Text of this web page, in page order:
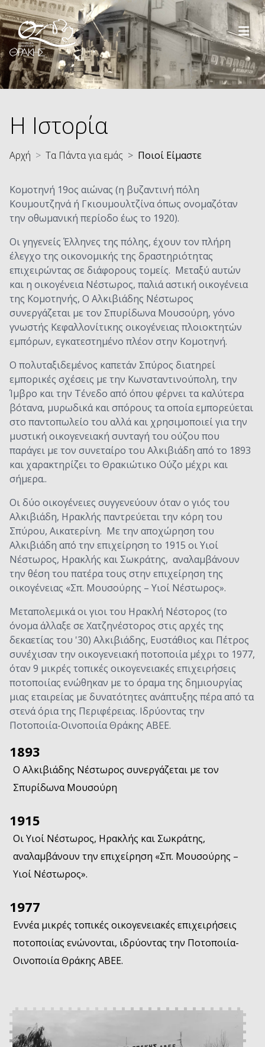
Παράκαμψη προς το κυρίως περιεχόμενο
Η Ιστορία
Αρχή Τα Πάντα για εμάς Ποιοί Είμαστε
Κομοτηνή 19ος αιώνας (η βυζαντινή πόλη
Κουμουτζηνά ή Γκιουμουλτζίνα όπως ονομαζόταν
την οθωμανική περίοδο έως το 1920).
Οι γηγενείς Έλληνες της πόλης, έχουν τον πλήρη
έλεγχο της οικονομικής της δραστηριότητας
επιχειρώντας σε διάφορους τομείς. Μεταξύ αυτών
και η οικογένεια Νέστωρος, παλιά αστική οικογένεια
της Κομοτηνής, Ο Αλκιβιάδης Νέστωρος
συνεργάζεται με τον Σπυρίδωνα Μουσούρη, γόνο
γνωστής Κεφαλλονίτικης οικογένειας πλοιοκτητών
εμπόρων, εγκατεστημένο πλέον στην Κομοτηνή.
Ο πολυταξιδεμένος καπετάν Σπύρος διατηρεί
εμπορικές σχέσεις με την Κωνσταντινούπολη, την
Ίμβρο και την Τένεδο από όπου φέρνει τα καλύτερα
βότανα, μυρωδικά και σπόρους τα οποία εμπορεύεται
στο παντοπωλείο του αλλά και χρησιμοποιεί για την
μυστική οικογενειακή συνταγή του ούζου που
παράγει με τον συνεταίρο του Αλκιβιάδη από το 1893
και χαρακτηρίζει το Θρακιώτικο Ούζο μέχρι και
σήμερα..
Οι δύο οικογένειες συγγενεύουν όταν ο γιός του
Αλκιβιάδη, Ηρακλής παντρεύεται την κόρη του
Σπύρου, Αικατερίνη. Με την αποχώρηση του
Αλκιβιάδη από την επιχείρηση το 1915 οι Υιοί
Νέστωρος, Ηρακλής και Σωκράτης, αναλαμβάνουν
την θέση του πατέρα τους στην επιχείρηση της
οικογένειας «Σπ. Μουσούρης – Υιοί Νέστωρος».
Μεταπολεμικά oι γιοι του Ηρακλή Νέστορος (το
όνομα άλλαξε σε Χατζηνέστορος στις αρχές της
δεκαετίας του '30) Αλκιβιάδης, Ευστάθιος και Πέτρος
συνέχισαν την οικογενειακή ποτοποιία μέχρι το 1977,
όταν 9 μικρές τοπικές οικογενειακές επιχειρήσεις
ποτοποιίας ενώθηκαν με το όραμα της δημιουργίας
μιας εταιρείας με δυνατότητες ανάπτυξης πέρα από τα
στενά όρια της Περιφέρειας. Ιδρύοντας την
Ποτοποιία-Οινοποιία Θράκης ΑΒΕΕ.
1893
Ο Αλκιβιάδης Νέστωρος συνεργάζεται με τον
Σπυρίδωνα Μουσούρη
1915
Οι Υιοί Νέστωρος, Ηρακλής και Σωκράτης,
αναλαμβάνουν την επιχείρηση «Σπ. Μουσούρης –
Υιοί Νέστωρος».
1977
Εννέα μικρές τοπικές οικογενειακές επιχειρήσεις
ποτοποιίας ενώνονται, ιδρύοντας την Ποτοποιία-
Οινοποιία Θράκης ΑΒΕΕ.